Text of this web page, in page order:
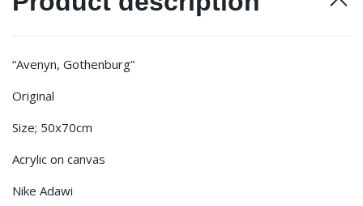
“Avenyn, Gothenburg”
Original
Size; 50x70cm
Acrylic on canvas
Nike Adawi